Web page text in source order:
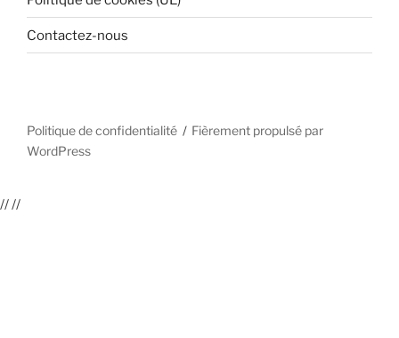
Contactez-nous
Politique de confidentialité
Fièrement propulsé par
WordPress
////